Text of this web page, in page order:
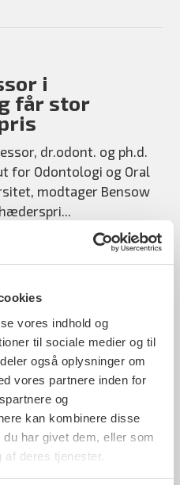
vores indhold og
til sociale medier og til
også oplysninger om
vores partnere inden for
og
kan kombinere disse
har givet dem, eller som
deres tjenester.
i
får stor
dr.odont. og ph.d.
for Odontologi og Oral
modtager Bensow
tandlæge
må godt behandle
restriktioner.
retningslinjer,
gå...